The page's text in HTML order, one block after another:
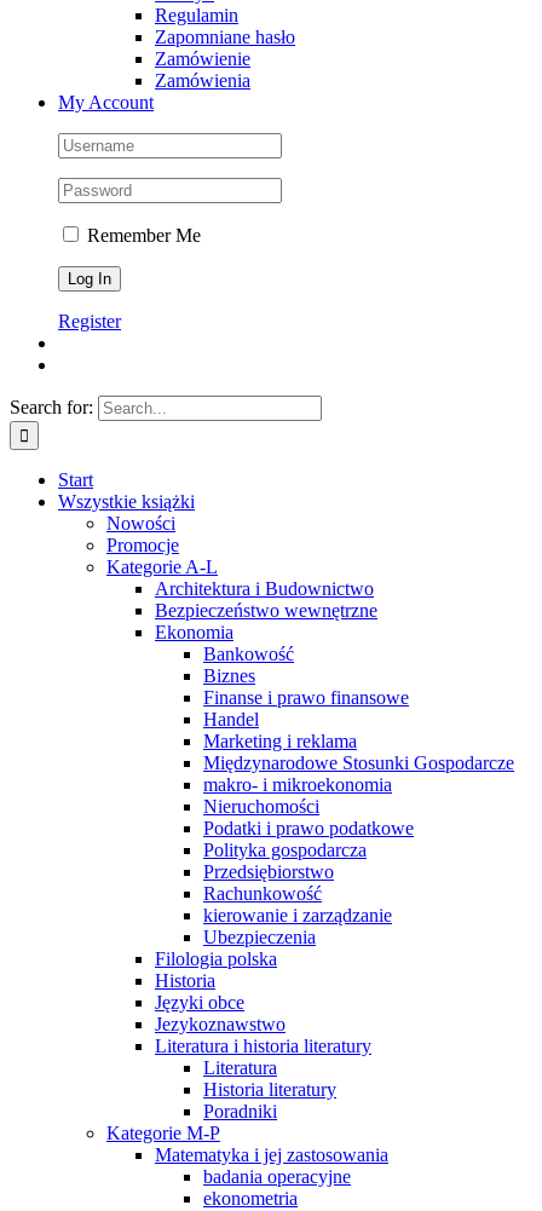
Regulamin
Zapomniane hasło
Zamówienie
Zamówienia
My Account
Remember Me
Register
Search for:
Start
Wszystkie książki
Nowości
Promocje
Kategorie A-L
Architektura i Budownictwo
Bezpieczeństwo wewnętrzne
Ekonomia
Bankowość
Biznes
Finanse i prawo finansowe
Handel
Marketing i reklama
Międzynarodowe Stosunki Gospodarcze
makro- i mikroekonomia
Nieruchomości
Podatki i prawo podatkowe
Polityka gospodarcza
Przedsiębiorstwo
Rachunkowość
kierowanie i zarządzanie
Ubezpieczenia
Filologia polska
Historia
Języki obce
Jezykoznawstwo
Literatura i historia literatury
Literatura
Historia literatury
Poradniki
Kategorie M-P
Matematyka i jej zastosowania
badania operacyjne
ekonometria